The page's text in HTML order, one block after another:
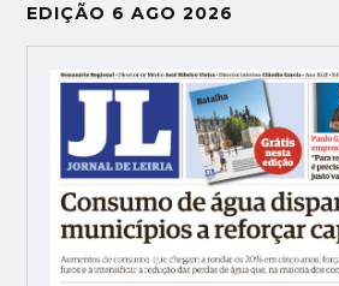
EDIÇÃO 6 AGO 2026